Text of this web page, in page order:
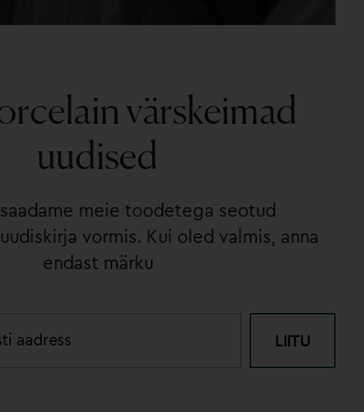
värskeimad
uudised
meie toodetega seotud
vormis. Kui oled valmis, anna
endast märku
LIITU